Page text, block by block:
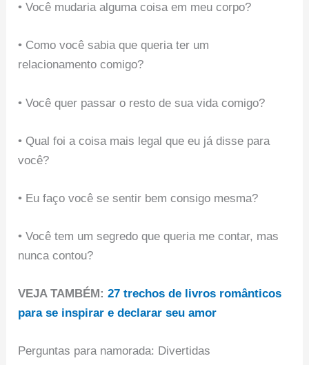
• Você mudaria alguma coisa em meu corpo?
• Como você sabia que queria ter um
relacionamento comigo?
​​• Você quer passar o resto de sua vida comigo?
• Qual foi a coisa mais legal que eu já disse para
você?
• Eu faço você se sentir bem consigo mesma?
• Você tem um segredo que queria me contar, mas
nunca contou?
VEJA TAMBÉM: 27 trechos de livros românticos
para se inspirar e declarar seu amor
Perguntas para namorada: Divertidas